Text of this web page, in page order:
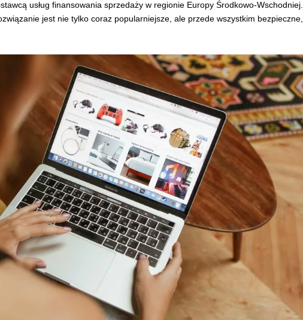
usług finansowania sprzedaży w regionie Europy Środkowo-Wschodniej.
jest nie tylko coraz popularniejsze, ale przede wszystkim bezpieczne,